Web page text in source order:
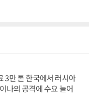
3만 톤 한국에서 러시아
나의 공격에 수요 늘어